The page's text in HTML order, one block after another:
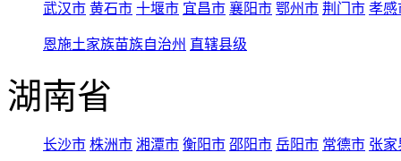
武汉市 黄石市 十堰市 宜昌市 襄阳市 鄂州市 荆门市 孝感
恩施土家族苗族自治州 直辖县级
湖南省
长沙市 株洲市 湘潭市 衡阳市 邵阳市 岳阳市 常德市 张家